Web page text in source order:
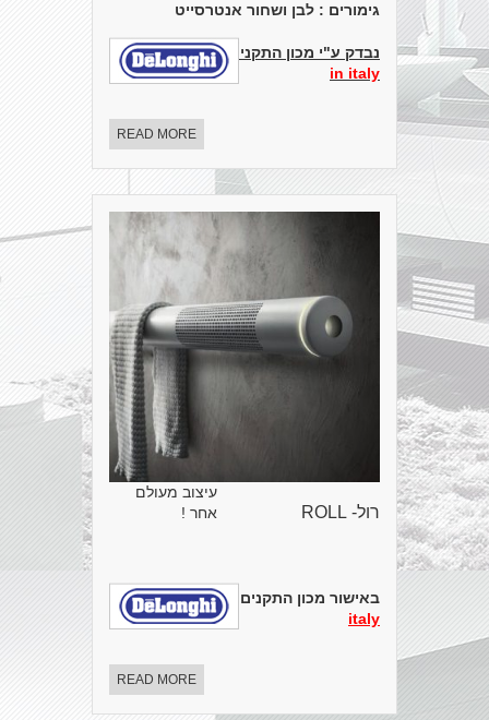
גימורים : לבן ושחור אנטרסייט
נבדק ע"י מכון התקנים הישראלי.made
in italy
READ MORE
רול- ROLL
עיצוב מעולם
אחר !
באישור מכון התקנים הישראלי.
made in
italy
READ MORE